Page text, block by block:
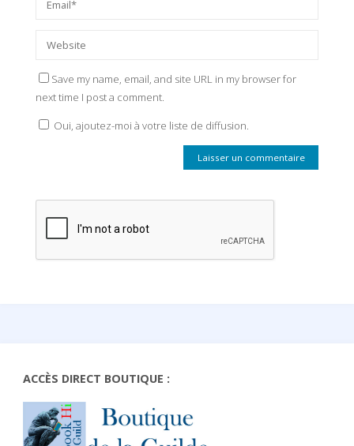
Save my name, email, and site URL in my browser for
next time I post a comment.
Oui, ajoutez-moi à votre liste de diffusion.
ACCÈS DIRECT BOUTIQUE :